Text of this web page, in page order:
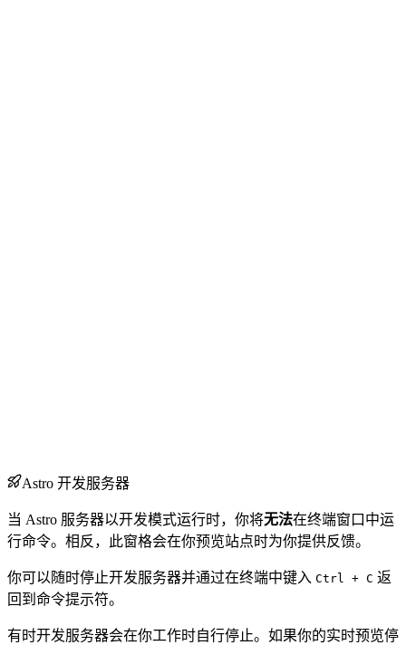
Astro 开发服务器
当 Astro 服务器以开发模式运行时，你将无法在终端窗口中运
行命令。相反，此窗格会在你预览站点时为你提供反馈。
你可以随时停止开发服务器并通过在终端中键入 Ctrl + C 返
回到命令提示符。
有时开发服务器会在你工作时自行停止。如果你的实时预览停